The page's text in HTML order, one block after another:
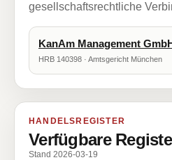
gesellschaftsrechtliche
KanAm Management
HRB 140398 · Amtsgericht München
HANDELSREGISTER
Verfügbare
Stand 2026-03-19